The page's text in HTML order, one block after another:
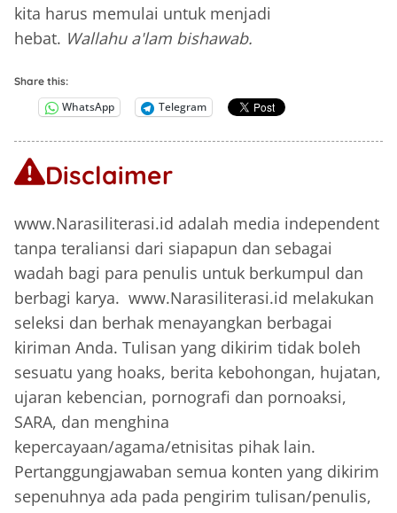
kita harus memulai untuk menjadi
hebat. Wallahu a'lam bishawab.
Share this:
WhatsApp Telegram
Disclaimer
www.Narasiliterasi.id adalah media independent
tanpa teraliansi dari siapapun dan sebagai
wadah bagi para penulis untuk berkumpul dan
berbagi karya. www.Narasiliterasi.id melakukan
seleksi dan berhak menayangkan berbagai
kiriman Anda. Tulisan yang dikirim tidak boleh
sesuatu yang hoaks, berita kebohongan, hujatan,
ujaran kebencian, pornografi dan pornoaksi,
SARA, dan menghina
kepercayaan/agama/etnisitas pihak lain.
Pertanggungjawaban semua konten yang dikirim
sepenuhnya ada pada pengirim tulisan/penulis,